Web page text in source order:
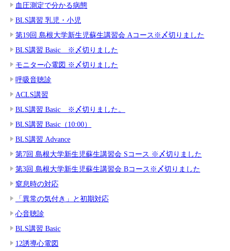
血圧測定で分かる病態
BLS講習 乳児・小児
第19回 島根大学新生児蘇生講習会 Aコース※〆切りました
BLS講習 Basic ※〆切りました
モニター心電図 ※〆切りました
呼吸音聴診
ACLS講習
BLS講習 Basic ※〆切りました。
BLS講習 Basic（10:00）
BLS講習 Advance
第7回 島根大学新生児蘇生講習会 Sコース ※〆切りました
第3回 島根大学新生児蘇生講習会 Bコース※〆切りました
窒息時の対応
「異常の気付き」と初期対応
心音聴診
BLS講習 Basic
12誘導心電図